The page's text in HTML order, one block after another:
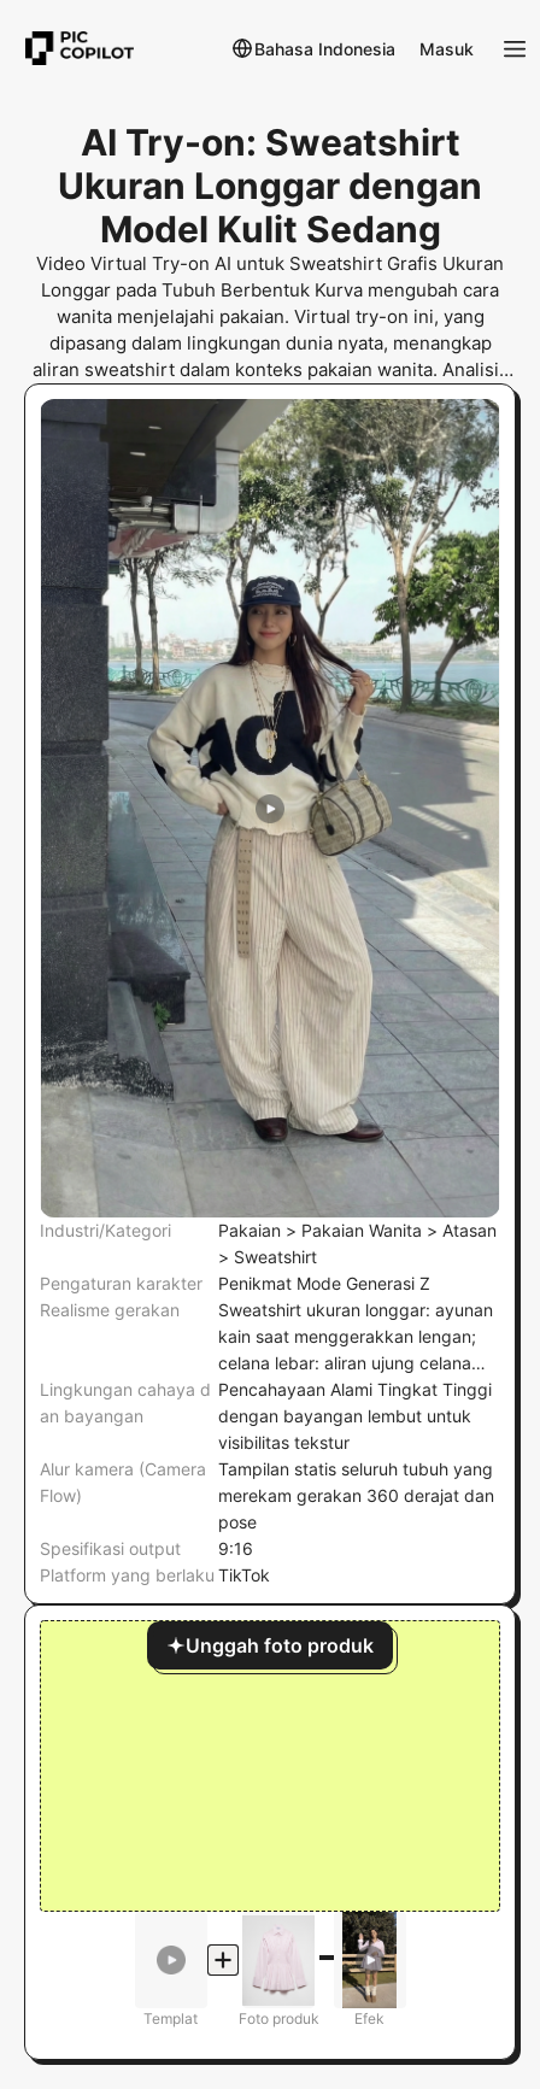
Bahasa Indonesia Masuk
AI Try-on: Sweatshirt
Ukuran Longgar dengan
Model Kulit Sedang
Video Virtual Try-on AI untuk Sweatshirt Grafis Ukuran
Longgar pada Tubuh Berbentuk Kurva mengubah cara
wanita menjelajahi pakaian. Virtual try-on ini, yang
dipasang dalam lingkungan dunia nyata, menangkap
aliran sweatshirt dalam konteks pakaian wanita. Analisis
draping kain menghilangkan keraguan pemilihan ukuran
untuk jenis tubuh berbentuk kurva.
Industri/Kategori
Pakaian > Pakaian Wanita > Atasan
> Sweatshirt
Pengaturan karakter
Penikmat Mode Generasi Z
Realisme gerakan
Sweatshirt ukuran longgar: ayunan
kain saat menggerakkan lengan;
celana lebar: aliran ujung celana
dan draping lembut saat berjalan
serta berputar
Lingkungan cahaya d
an bayangan
Pencahayaan Alami Tingkat Tinggi
dengan bayangan lembut untuk
visibilitas tekstur
Alur kamera (Camera
Flow)
Tampilan statis seluruh tubuh yang
merekam gerakan 360 derajat dan
pose
Spesifikasi output
9:16
Platform yang berlaku TikTok
Unggah foto produk
Templat Foto produk Efek